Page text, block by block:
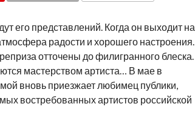
его представлений. Когда он выходит на
радости и хорошего настроения.
отточены до филигранного блеска.
мастерством артиста… В мае в
вновь приезжает любимец публики,
востребованных артистов российской